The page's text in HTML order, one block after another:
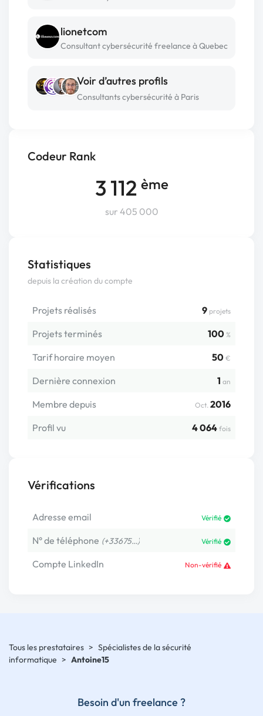
Codeur Rank
3 112 ème
sur 405 000
Statistiques
depuis la création du compte
Projets réalisés 9 projets
Projets terminés 100 %
Tarif horaire moyen 50 €
Dernière connexion 1 an
Membre depuis Oct. 2016
Profil vu
4 064 fois
Vérifications
Adresse email Vérifié
N° de téléphone (+33675…) Vérifié
Compte LinkedIn Non-vérifié
lionetcom
Consultant cybersécurité freelance à Quebec
Voir d’autres profils
Consultants cybersécurité à Paris
Tous les prestataires > Spécialistes de la sécurité
informatique > Antoine15
Besoin d'un freelance ?